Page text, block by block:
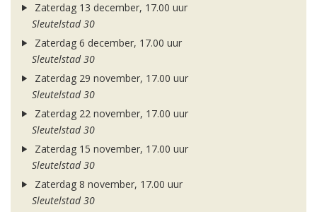
Zaterdag 13 december, 17.00 uur
Sleutelstad 30
Zaterdag 6 december, 17.00 uur
Sleutelstad 30
Zaterdag 29 november, 17.00 uur
Sleutelstad 30
Zaterdag 22 november, 17.00 uur
Sleutelstad 30
Zaterdag 15 november, 17.00 uur
Sleutelstad 30
Zaterdag 8 november, 17.00 uur
Sleutelstad 30